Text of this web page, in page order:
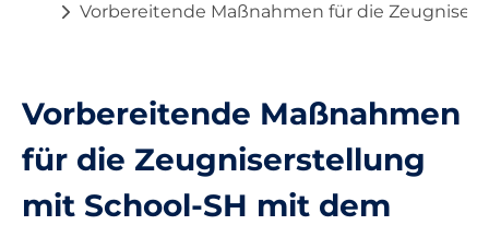
Basisschulung
Schuljahreswechsel
Vorbereitende Maßnahmen für die
Vorbereitende Maßnahmen
für die Zeugniserstellung
mit School-SH mit dem